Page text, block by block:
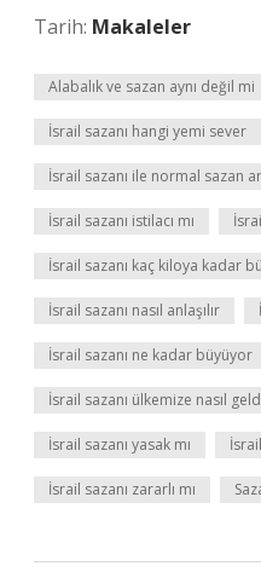
Tarih: Makaleler
Alabalık ve sazan aynı değil mi
İsrail sazanı hangi yemi sever
İsrail sazanı ile normal sazan
İsrail sazanı istilacı mı
İsrail sazanı kaç kiloya kadar
İsrail sazanı nasıl anlaşılır
İsrail sazanı ne kadar büyüyor
İsrail sazanı ülkemize nasıl
İsrail sazanı yasak mı
İsrail sazanı zararlı mı